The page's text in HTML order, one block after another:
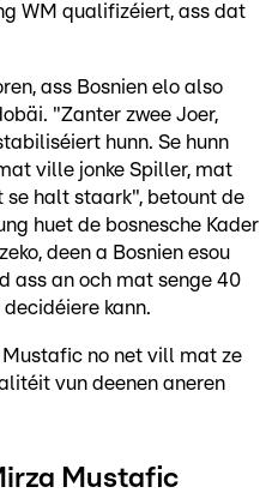
WM qualifizéiert, ass dat
ass Bosnien elo also
"Zanter zwee Joer,
hunn. Se hunn
ville jonke Spiller, mat
halt staark", betount de
huet de bosnesche Kader
deen a Bosnien esou
ass an och mat senge 40
kann.
no net vill mat ze
vun deenen aneren
Mustafic